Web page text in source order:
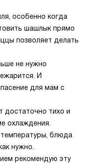
особенно когда
шашлык прямо
позволяет делать
не нужно
И
для мам с
достаточно тихо и
охлаждения.
блюда
нужно.
рекомендую эту